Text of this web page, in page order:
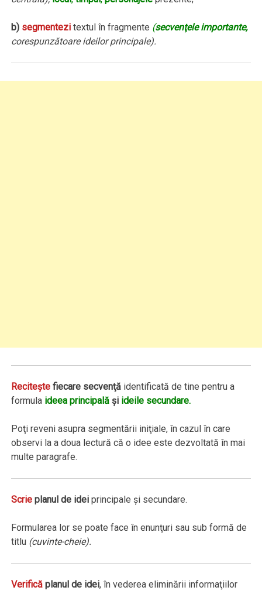
b) segmentezi textul în fragmente (secvenţele importante,
corespunzătoare ideilor principale).
Reciteşte fiecare secvenţă identificată de tine pentru a
formula ideea principală şi ideile secundare.
Poţi reveni asupra segmentării iniţiale, în cazul în care
observi la a doua lectură că o idee este dezvoltată în mai
multe paragrafe.
Scrie planul de idei principale şi secundare.
Formularea lor se poate face în enunţuri sau sub formă de
titlu (cuvinte-cheie).
Verifică planul de idei, în vederea eliminării informaţiilor